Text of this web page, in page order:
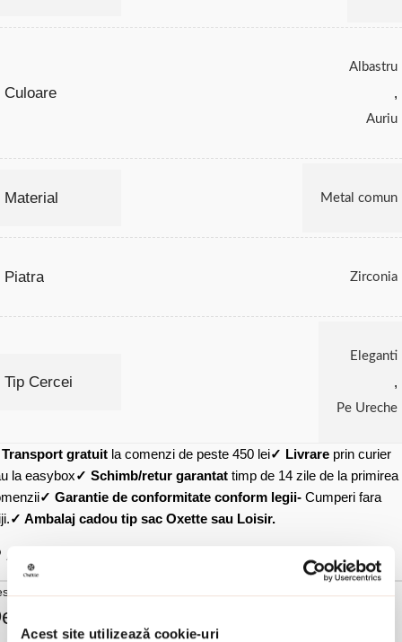
Acest site utilizează cookie-uri
Culoare
Albastru
,
Auriu
Material Metal comun
Piatra Zirconia
Tip Cercei
Eleganti
,
Pe Ureche
Transport gratuit la comenzi de peste 450 lei✓ Livrare prin curier
la easybox✓ Schimb/retur garantat timp de 14 zile de la primirea
✓ Garantie de conformitate conform legii- Cumperi fara
✓ Ambalaj cadou tip sac Oxette sau Loisir.
Adauga in wishlist
si detalii
produsului Cercei placati cu aur